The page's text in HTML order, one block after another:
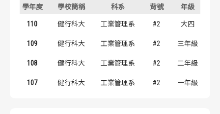
歷屆冠軍
歷屆個人獎得主
歷屆冠軍
歷屆個人獎得主
學年度 學校簡稱 科系 背號 年級
110 健行科大 工業管理系 #2 大四
109 健行科大 工業管理系 #2 三年級
108 健行科大 工業管理系 #2 二年級
107 健行科大 工業管理系 #2 一年級